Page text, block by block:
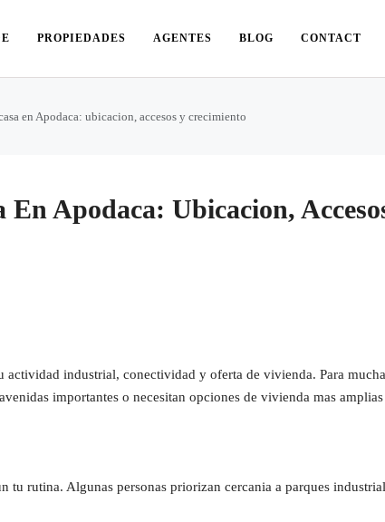
PROPIEDADES AGENTES BLOG CONTACT
en Apodaca: ubicacion, accesos y crecimiento
Apodaca: Ubicacion,
industrial, conectividad y oferta de vivienda. Para
importantes o necesitan opciones de vivienda mas
rutina. Algunas personas priorizan cercania a parques